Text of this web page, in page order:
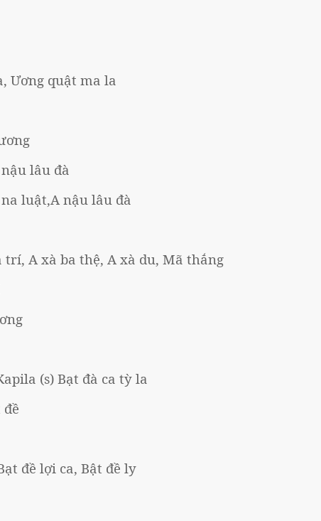
Ương quật ma la
lâu đà
luật,A nậu lâu đà
trí, A xà ba thệ, A xà du, Mã thắng
(s) Bạt đà ca tỳ la
đề lợi ca, Bật đề ly